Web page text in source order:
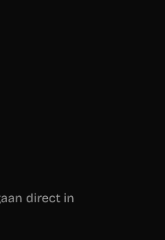
direct in